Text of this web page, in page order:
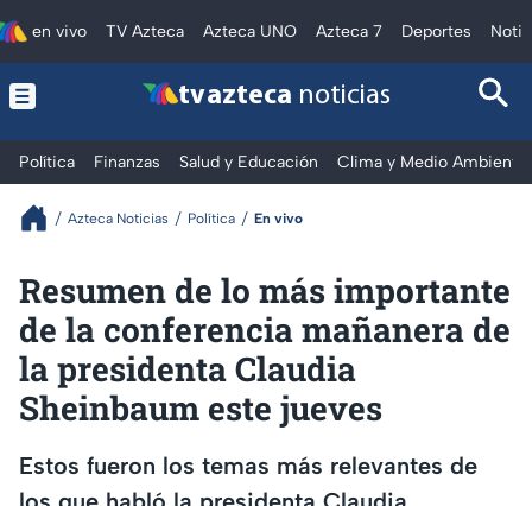
en vivo TV Azteca Azteca UNO Azteca 7 Deportes
tv azteca noticias
Política Finanzas Salud y Educación Clima y Medio Ambiente
Azteca Noticias Política En vivo
Resumen de lo más importante
de la conferencia mañanera de
la presidenta Claudia
Sheinbaum este jueves
Estos fueron los temas más relevantes de